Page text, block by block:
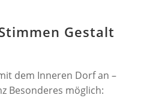
Gestalt
dem Inneren Dorf an –
Besonderes möglich: